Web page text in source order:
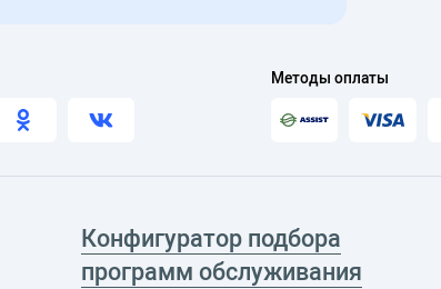
Методы оплаты
Конфигуратор подбора
программ обслуживания